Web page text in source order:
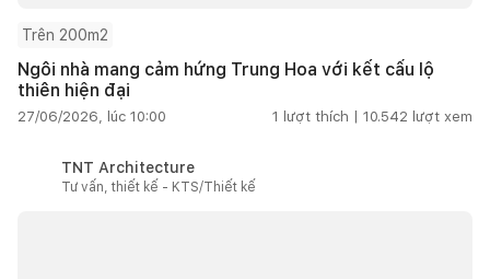
Trên 200m2
Ngôi nhà mang cảm hứng Trung Hoa với kết cấu lộ
thiên hiện đại
27/06/2026, lúc 10:00 1 lượt thích | 10.542 lượt xem
TNT Architecture
Tư vấn, thiết kế - KTS/Thiết kế